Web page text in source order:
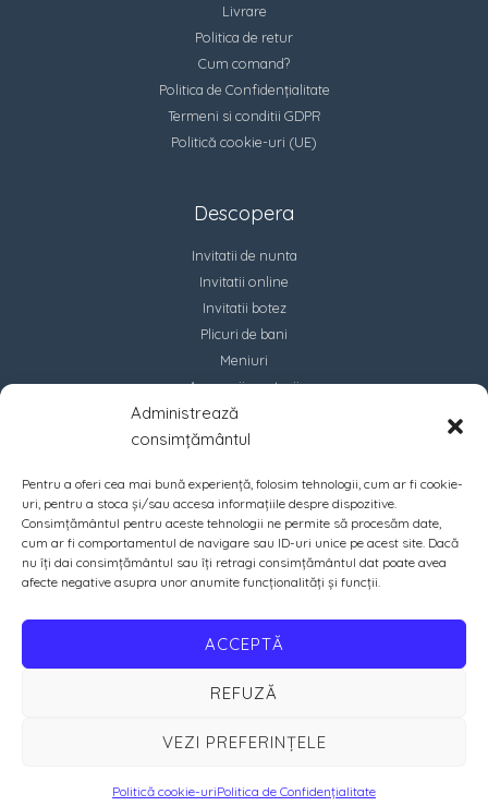
Administrează
consimțământul
Pentru a oferi cea mai bună experiență, folosim tehnologii, cum ar fi cookie-
uri, pentru a stoca și/sau accesa informațiile despre dispozitive.
Consimțământul pentru aceste tehnologii ne permite să procesăm date,
cum ar fi comportamentul de navigare sau ID-uri unice pe acest site. Dacă
nu îți dai consimțământul sau îți retragi consimțământul dat poate avea
afecte negative asupra unor anumite funcționalități și funcții.
ACCEPTĂ
REFUZĂ
VEZI PREFERINȚELE
Politică cookie-uriPolitica de Confidențialitate
Livrare
Politica de retur
Cum comand?
Politica de Confidențialitate
Termeni si conditii GDPR
Politică cookie-uri (UE)
Descopera
Invitatii de nunta
Invitatii online
Invitatii botez
Plicuri de bani
Meniuri
Accesorii marturii
Contact